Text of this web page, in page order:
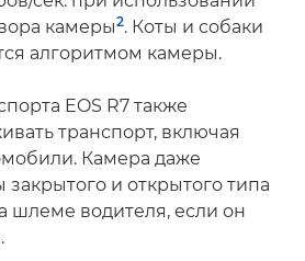
камеры2. Коты и собаки
алгоритмом камеры.
EOS R7 также
транспорт, включая
Камера даже
и открытого типа
шлеме водителя, если он